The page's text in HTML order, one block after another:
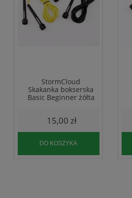
StormCloud
Skakanka bokserska
Basic Beginner żółta
15,00 zł
DO KOSZYKA